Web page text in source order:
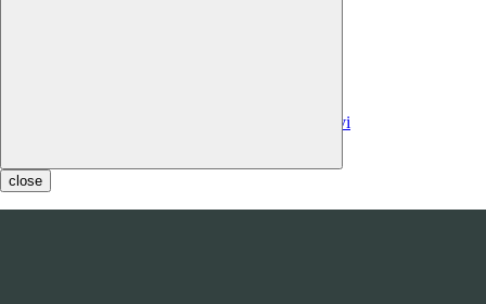
close
Costi contratti integrativi